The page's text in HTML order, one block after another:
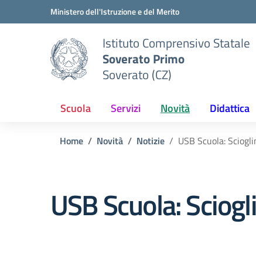
Vai ai contenuti
Vai al menu di navigazioneMinistero dell'Istruzione e del Merito
Istituto Comprensivo Statale
Soverato Primo
Soverato (CZ)
Scuola Servizi Novità Didattica
Home Novità Notizie USB Scuola:
USB Scuola: